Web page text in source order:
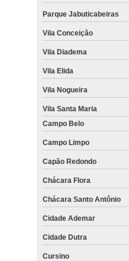
Parque Jabuticabeiras
Vila Conceição
Vila Diadema
Vila Elida
Vila Nogueira
Vila Santa Maria
Campo Belo
Campo Limpo
Capão Redondo
Chácara Flora
Chácara Santo Antônio
Cidade Ademar
Cidade Dutra
Cursino